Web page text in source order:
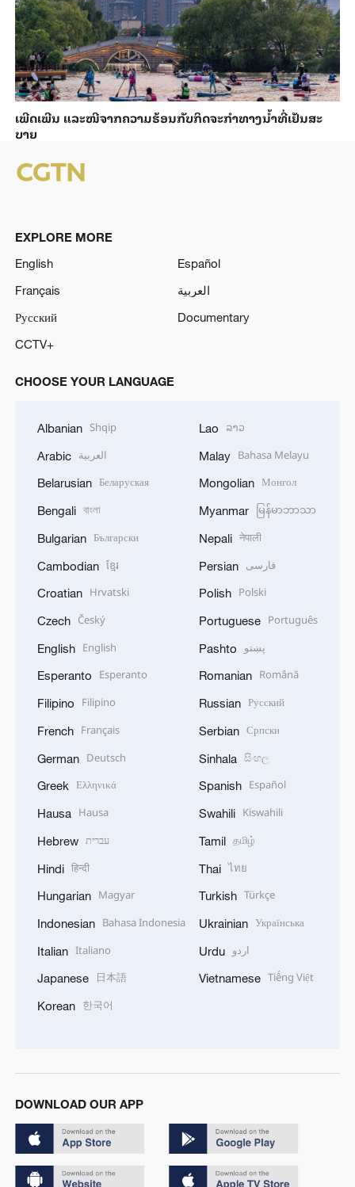
ເພີດ​ເພີນ ແລະ​ໜີ​ຈາກ​ຄວາມ​ຮ້ອນ​ກັບ​ກິດ​ຈະ​ກຳ​ທາງ​ນ້ຳ​​ທີ່​ເຢັນ​ສະ​
ບາຍ
EXPLORE MORE
English
Español
Français
العربية
Русский
Documentary
CCTV+
CHOOSE YOUR LANGUAGE
Albanian Shqip
Arabic العربية
Belarusian Беларуская
Bengali বাংলা
Bulgarian Български
Cambodian ខ្មែរ
Croatian Hrvatski
Czech Český
English English
Esperanto Esperanto
Filipino Filipino
French Français
German Deutsch
Greek Ελληνικά
Hausa Hausa
Hebrew עברית
Hindi हिन्दी
Hungarian Magyar
Indonesian Bahasa Indonesia
Italian Italiano
Japanese 日本語
Korean 한국어
Lao ລາວ
Malay Bahasa Melayu
Mongolian Монгол
Myanmar မြန်မာဘာသာ
Nepali नेपाली
Persian فارسی
Polish Polski
Portuguese Português
Pashto پښتو
Romanian Română
Russian Русский
Serbian Српски
Sinhala සිංහල
Spanish Español
Swahili Kiswahili
Tamil தமிழ்
Thai ไทย
Turkish Türkçe
Ukrainian Українська
Urdu اردو
Vietnamese Tiếng Việt
DOWNLOAD OUR APP